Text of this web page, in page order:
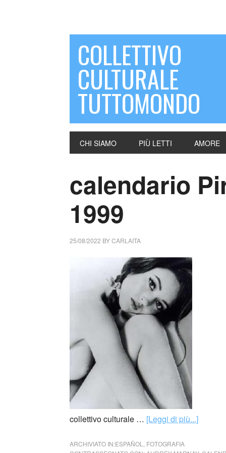
COLLETTIVO
CULTURALE
TUTTOMONDO
CHI SIAMO PIÙ LETTI AMORE
calendario
1999
25/08/2022 BYCARLAITA
collettivo culturale … [Leggi di più...]
ARCHIVIATO IN:ESPAÑOL
FOTOGRAFIA